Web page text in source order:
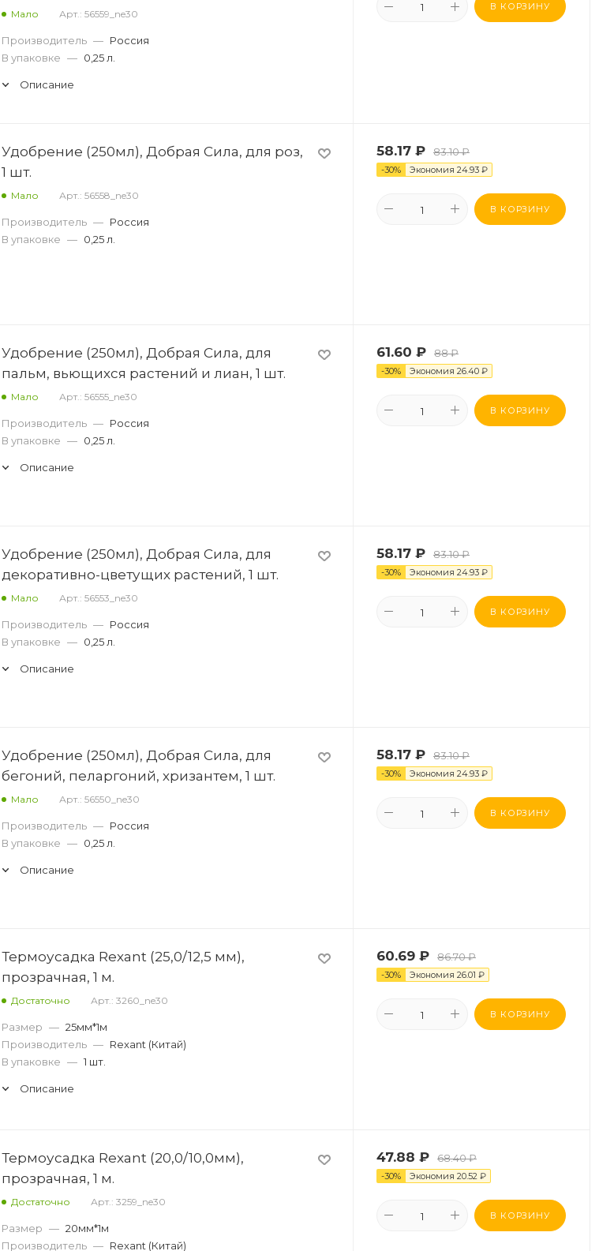
Мало Арт.: 56559_ne30
Производитель — Россия
В упаковке — 0,25 л.
Описание
В КОРЗИНУ
Удобрение (250мл), Добрая Сила, для роз,
1 шт.
Мало Арт.: 56558_ne30
Производитель — Россия
В упаковке — 0,25 л.
58.17 ₽ 83.10₽
-30% Экономия 24.93 ₽
В КОРЗИНУ
Удобрение (250мл), Добрая Сила, для
пальм, вьющихся растений и лиан, 1 шт.
Мало Арт.: 56555_ne30
Производитель — Россия
В упаковке — 0,25 л.
Описание
61.60 ₽ 88₽
-30% Экономия 26.40 ₽
В КОРЗИНУ
Удобрение (250мл), Добрая Сила, для
декоративно-цветущих растений, 1 шт.
Мало Арт.: 56553_ne30
Производитель — Россия
В упаковке — 0,25 л.
Описание
58.17 ₽ 83.10₽
-30% Экономия 24.93 ₽
В КОРЗИНУ
Удобрение (250мл), Добрая Сила, для
бегоний, пеларгоний, хризантем, 1 шт.
Мало Арт.: 56550_ne30
Производитель — Россия
В упаковке — 0,25 л.
Описание
58.17 ₽ 83.10₽
-30% Экономия 24.93 ₽
В КОРЗИНУ
Термоусадка Rexant (25,0/12,5 мм),
прозрачная, 1 м.
Достаточно Арт.: 3260_ne30
Размер — 25мм*1м
Производитель — Rexant (Китай)
В упаковке — 1 шт.
Описание
60.69 ₽ 86.70₽
-30% Экономия 26.01 ₽
В КОРЗИНУ
Термоусадка Rexant (20,0/10,0мм),
прозрачная, 1 м.
Достаточно Арт.: 3259_ne30
Размер — 20мм*1м
Производитель — Rexant (Китай)
47.88 ₽ 68.40₽
-30% Экономия 20.52 ₽
В КОРЗИНУ